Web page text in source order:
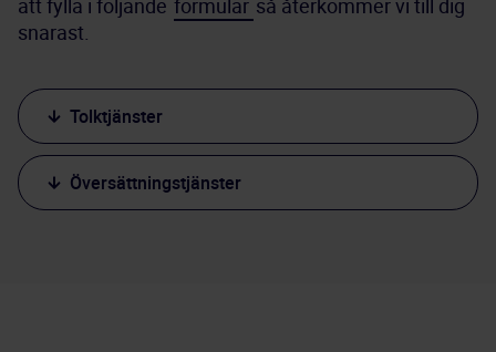
att fylla i följande formulär så återkommer vi till dig
snarast.
Tolktjänster
Översättningstjänster